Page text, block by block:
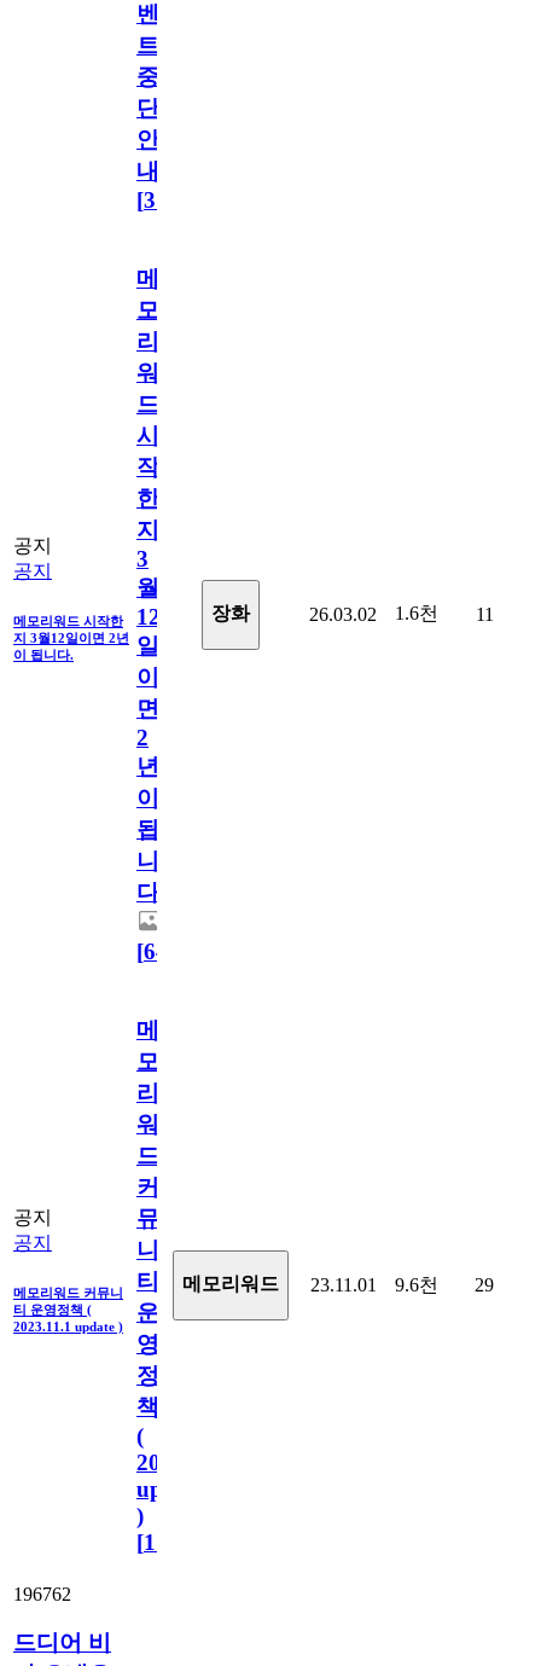
벤
트
중
단
안
내
[31
공지
공지
메모리워드 시작한
지 3월12일이면 2년
이 됩니다.
메
모
리
워
드
시
작
한
지
3
월
12
일
이
면
2
년
이
됩
니
다.
[64
장화 26.03.02 1.6천 11
공지
공지
메모리워드 커뮤니
티 운영정책 (
2023.11.1 update )
메
모
리
워
드
커
뮤
니
티
운
영
정
책
(
2023.11.1
update
)
[110
메모리워드 23.11.01 9.6천 29
196762
드디어 비